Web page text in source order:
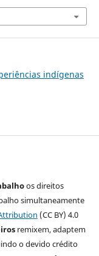
indígenas
os direitos
simultaneamente
(CC BY) 4.0
remixem, adaptem
o devido crédito